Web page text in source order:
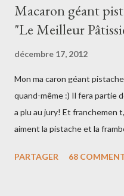
n
t
a
i
e
Macaron géant
"Le Meilleur
décembre 17, 2012
Mon ma caron géant
quand-même :) Il fera partie
a plu au jury! Et franchemen
aiment la pistache et la
place. Photos Marie
PARTAGER 68